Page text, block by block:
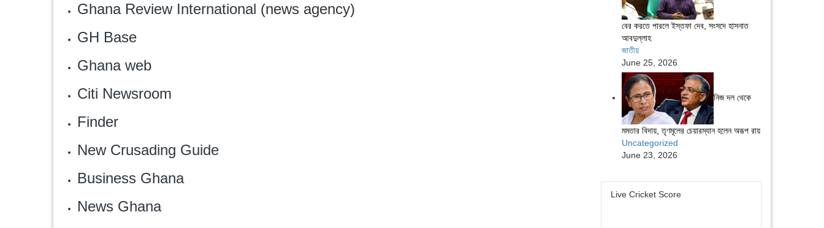
Ghana Review International (news agency)
GH Base
Ghana web
Citi Newsroom
Finder
New Crusading Guide
Business Ghana
News Ghana
বের করতে পারলে ইস্তফা দেব, সংসদে হাসনাত
আবদুল্লাহ
জাতীয়
June 25, 2026
নিজ দল থেকে
মমতার বিদায়, তৃণমূলের চেয়ারম্যান হলেন অরূপ রায়
Uncategorized
June 23, 2026
Live Cricket Score